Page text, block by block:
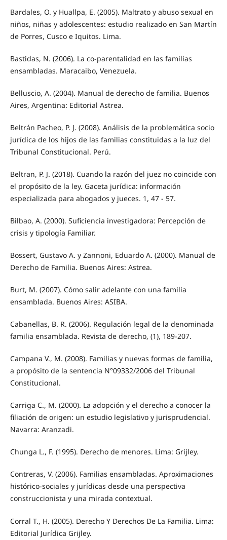
Bardales, O. y Huallpa, E. (2005). Maltrato y abuso sexual en
niños, niñas y adolescentes: estudio realizado en San Martín
de Porres, Cusco e Iquitos. Lima.
Bastidas, N. (2006). La co-parentalidad en las familias
ensambladas. Maracaibo, Venezuela.
Belluscio, A. (2004). Manual de derecho de familia. Buenos
Aires, Argentina: Editorial Astrea.
Beltrán Pacheo, P. J. (2008). Análisis de la problemática socio
jurídica de los hijos de las familias constituidas a la luz del
Tribunal Constitucional. Perú.
Beltran, P. J. (2018). Cuando la razón del juez no coincide con
el propósito de la ley. Gaceta jurídica: información
especializada para abogados y jueces. 1, 47 - 57.
Bilbao, A. (2000). Suficiencia investigadora: Percepción de
crisis y tipología Familiar.
Bossert, Gustavo A. y Zannoni, Eduardo A. (2000). Manual de
Derecho de Familia. Buenos Aires: Astrea.
Burt, M. (2007). Cómo salir adelante con una familia
ensamblada. Buenos Aires: ASIBA.
Cabanellas, B. R. (2006). Regulación legal de la denominada
familia ensamblada. Revista de derecho, (1), 189-207.
Campana V., M. (2008). Familias y nuevas formas de familia,
a propósito de la sentencia N°09332/2006 del Tribunal
Constitucional.
Carriga C., M. (2000). La adopción y el derecho a conocer la
filiación de origen: un estudio legislativo y jurisprudencial.
Navarra: Aranzadi.
Chunga L., F. (1995). Derecho de menores. Lima: Grijley.
Contreras, V. (2006). Familias ensambladas. Aproximaciones
histórico-sociales y jurídicas desde una perspectiva
construccionista y una mirada contextual.
Corral T., H. (2005). Derecho Y Derechos De La Familia. Lima:
Editorial Jurídica Grijley.